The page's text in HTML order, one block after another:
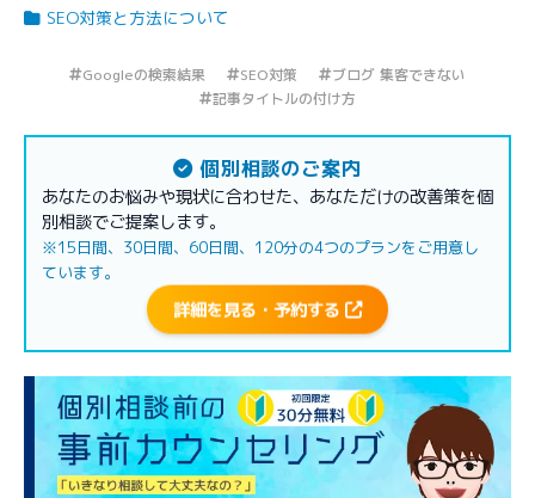
SEO対策と方法について
Googleの検索結果 SEO対策
ブログ 集客できない
記事タイトルの付け方
個別相談のご案内
あなたのお悩みや現状に合わせた、あなただけの改善策を個
別相談でご提案します。
※15日間、30日間、60日間、120分の4つのプランをご用意し
ています。
詳細を見る・予約する